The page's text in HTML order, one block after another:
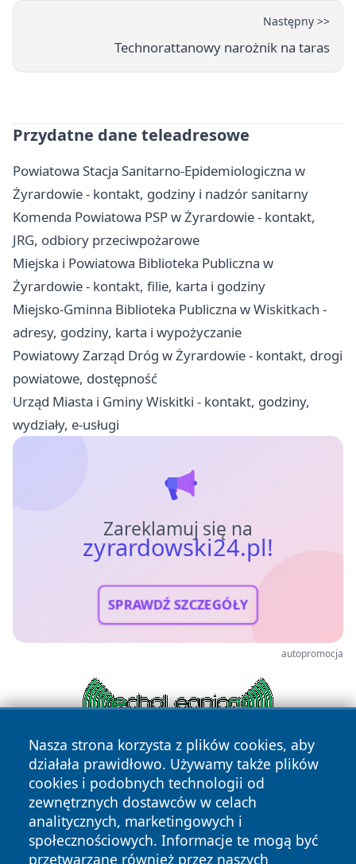
Następny >>
Technorattanowy narożnik na taras
Przydatne dane teleadresowe
Powiatowa Stacja Sanitarno-Epidemiologiczna w
Żyrardowie - kontakt, godziny i nadzór sanitarny
Komenda Powiatowa PSP w Żyrardowie - kontakt,
JRG, odbiory przeciwpożarowe
Miejska i Powiatowa Biblioteka Publiczna w
Żyrardowie - kontakt, filie, karta i godziny
Miejsko-Gminna Biblioteka Publiczna w Wiskitkach -
adresy, godziny, karta i wypożyczanie
Powiatowy Zarząd Dróg w Żyrardowie - kontakt, drogi
powiatowe, dostępność
Urząd Miasta i Gminy Wiskitki - kontakt, godziny,
wydziały, e-usługi
Zareklamuj się na
zyrardowski24.pl!
SPRAWDŹ SZCZEGÓŁY
autopromocja
Nasza strona korzysta z plików cookies, aby
działała prawidłowo. Używamy także plików
cookies i podobnych technologii od
zewnętrznych dostawców w celach
analitycznych, marketingowych i
społecznościowych. Informacje te mogą być
przetwarzane również przez naszych
Copyright © 2026 zyrardowski24.pl Wszystkie prawa